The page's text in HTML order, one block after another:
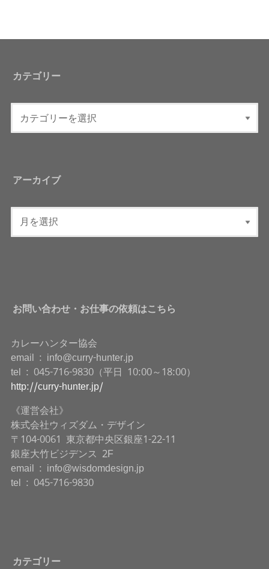
カテゴリー
アーカイブ
お問い合わせ・お仕事の依頼はこちら
カレーハンター協会
email : info@curry-hunter.jp
tel : 045-716-9830（平日 10:00～18:00）
http://curry-hunter.jp/
《運営会社》
株式会社ウィズダム・デザイン
〒104-0061 東京都中央区銀座1-22-11
銀座大竹ビジデンス 2F
email : info@wisdomdesign.jp
tel : 045-716-9830
カテゴリー